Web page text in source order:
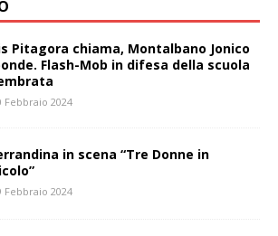
Pitagora chiama, Montalbano Jonico
Flash-Mob in difesa della scuola
Febbraio 2024
in scena “Tre Donne in
Febbraio 2024